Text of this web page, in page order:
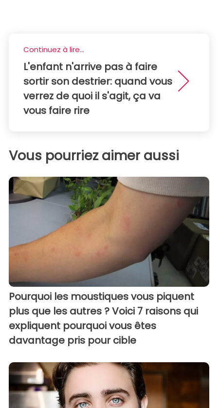
Continuez à lire...
L'enfant n'arrive pas à faire
sortir son destrier: quand vous
verrez de quoi il s'agit, ça va
vous faire rire
Vous pourriez aimer aussi
Pourquoi les moustiques vous piquent
plus que les autres ? Voici 7 raisons qui
expliquent pourquoi vous êtes
davantage pris pour cible